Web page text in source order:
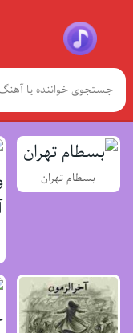
بسطام تهران